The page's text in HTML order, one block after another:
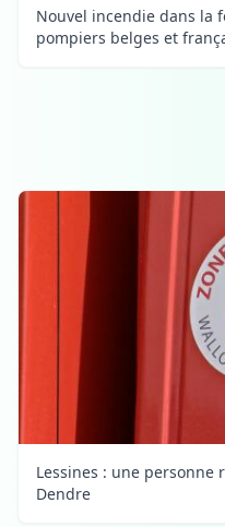
Nouvel incendie dans la
pompiers belges et
Lessines : une personne
Dendre